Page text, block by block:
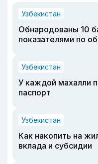
Узбекистан
Обнародованы 10
показателями по
Узбекистан
У каждой махалли
паспорт
Узбекистан
Как накопить на
вклада и субсидии